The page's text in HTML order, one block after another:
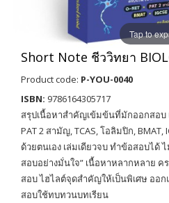
Tap to
Short Note ชีววิทยา
Product code: P-YOU-0040
ISBN: 9786164305717
สรุปเนื้อหาสำคัญเข้มข้นที่มักออกสอบ
PAT 2 สามัญ, TCAS, โอลิมปิก, BMAT,
ด้วยตนเอง เล่มเดียวจบ ทำข้อสอบได้
สอบอย่างมั่นใจ” เนื้อหาหลากหลาย
สอบ ไฮไลต์จุดสำคัญให้เป็นพิเศษ ออ
สอบใช้ทบทวนบทเรียน